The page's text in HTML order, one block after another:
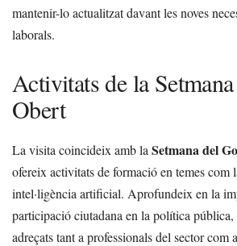
mantenir-lo actualitzat davant les noves
laborals.
Activitats de la
Obert
La visita coincideix amb la Setmana del
ofereix activitats de formació en temes com
intel·ligència artificial. Aprofundeix en la
participació ciutadana en la política pública,
adreçats tant a professionals del sector com